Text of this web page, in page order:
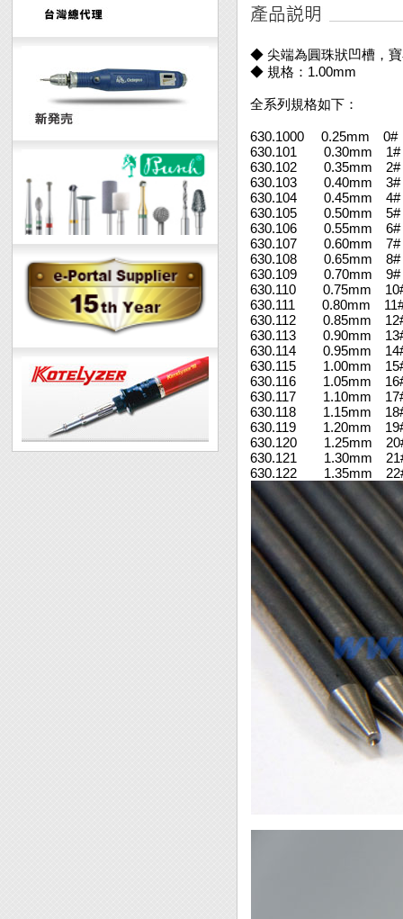
◆ 尖端為圓珠狀凹槽，
◆ 規格：1.00mm
全系列規格如下：
630.1000 0.25mm 0#
630.101 0.30mm 1#
630.102 0.35mm
630.103 0.40mm
630.104 0.45mm 4#
630.105 0.50mm 5#
630.106 0.55mm 6#
630.107 0.60mm
630.108 0.65mm
630.109 0.70mm
630.110 0.75mm
630.111 0.80mm
630.112 0.85mm
630.113 0.90mm
630.114 0.95mm
630.115 1.00mm
630.116 1.05mm
630.117 1.10mm
630.118 1.15mm
630.119 1.20mm
630.120 1.25mm
630.121 1.30mm
630.122 1.35mm